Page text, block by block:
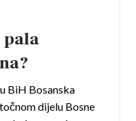
pala
BiH Bosanska
dijelu Bosne